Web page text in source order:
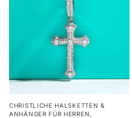
CHRISTLICHE HALSKETTEN &
ANHÄNGER FÜR HERREN,